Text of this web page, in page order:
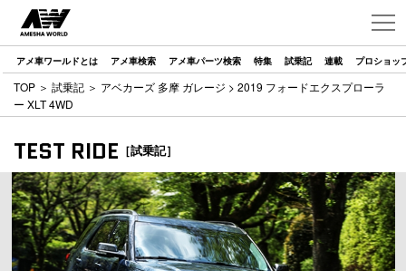
アメ車ワールドとは アメ車検索 アメ車パーツ検索 特集 試乗記 連載 プロショッ
TOP ＞ 試乗記 ＞ アベカーズ 多摩 ガレージ > 2019 フォードエクスプローラ
ー XLT 4WD
TEST RIDE ［試乗記］